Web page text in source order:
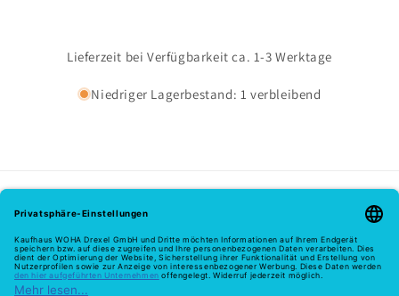
Lieferzeit bei Verfügbarkeit ca. 1-3 Werktage
Niedriger Lagerbestand: 1 verbleibend
E-Mail